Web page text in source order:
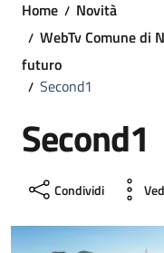
Home
Novità
WebTv Comune di
futuro
Second1
Second1
Condividi